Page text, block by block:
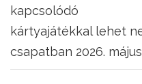
kapcsolódó
kártyajátékkal lehet
csapatban 2026.